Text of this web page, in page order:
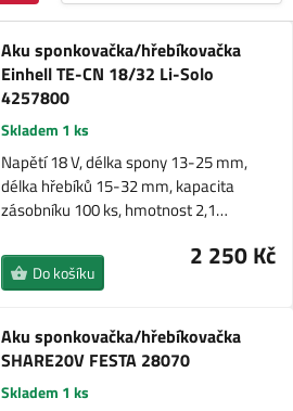
Aku sponkovačka/hřebíkovačka
Einhell TE-CN 18/32 Li-Solo
4257800
Skladem 1 ks
Napětí 18 V, délka spony 13-25 mm,
délka hřebíků 15-32 mm, kapacita
zásobníku 100 ks, hmotnost 2,1…
2 250 Kč
Do košíku
Aku sponkovačka/hřebíkovačka
SHARE20V FESTA 28070
Skladem 1 ks